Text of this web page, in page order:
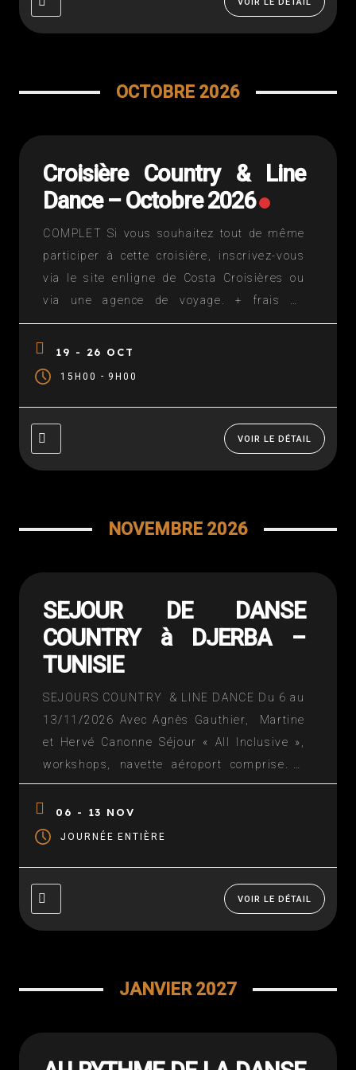
VOIR LE DÉTAIL
OCTOBRE 2026
Croisière Country & Line
Dance – Octobre 2026
COMPLET Si vous souhaitez tout de même
participer à cette croisière, inscrivez-vous
via le site enligne de Costa Croisières ou
via une agence de voyage. + frais de
participation auprès de Danse Floor = 250€
Un circuit en Méditerranée durant les
19 - 26 OCT
15H00 - 9H00
VOIR LE DÉTAIL
NOVEMBRE 2026
SEJOUR DE DANSE
COUNTRY à DJERBA –
TUNISIE
SEJOURS COUNTRY & LINE DANCE Du 6 au
13/11/2026 Avec Agnès Gauthier, Martine
et Hervé Canonne Séjour « All Inclusive »,
workshops, navette aéroport comprise. A
partir de 570€ en chambre double. Vol en
sus Infos contact: NAWEL THEUIL au 07 85
30 49 77 ou par mail
TELECHARGER
06 - 13 NOV
JOURNÉE ENTIÈRE
VOIR LE DÉTAIL
JANVIER 2027